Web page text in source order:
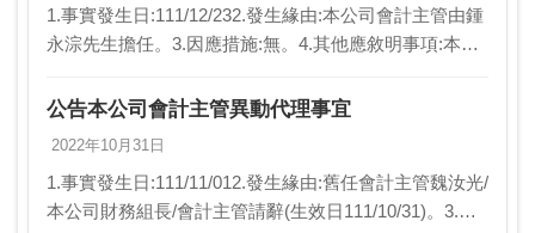
1.事實發生日:111/12/232.發生緣由:本公司會計主管由鍾
永淙先生擔任。3.因應措施:無。4.其他應敘明事項:本公
日生效。
公告本公司會計主管異動代理事宜
2022年10月31日
1.事實發生日:111/11/012.發生緣由:舊任會計主管魏汝光/
本公司財務組長/會計主管請辭(生效日111/10/31)。3.因